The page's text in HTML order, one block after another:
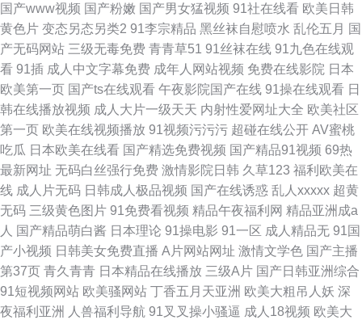
国产www视频 国产粉嫩 国产男女猛视频 91社在线看 欧美日韩
黄色片 变态另态另类2 91李宗精品 黑丝袜自慰喷水 乱伦五月 国
产无码网站 三级无毒免费 青青草51 91丝袜在线 91九色在线观
看 91插 成人中文字幕免费 成年人网站视频 免费在线影院 日本
欧美第一页 国产ts在线观看 午夜影院国产在线 91操在线观看 日
韩在线播放视频 成人大片一级天天 内射性爱网址大全 欧美社区
第一页 欧美在线视频播放 91视频污污污 超碰在线公开 AV蜜桃
吃瓜 日本欧美在线看 国产精选免费视频 国产精品91视频 69热
最新网址 无码白丝强行免费 激情影院日韩 久草123 福利欧美在
线 成人片无码 日韩成人极品视频 国产在线诱惑 乱人xxxxx 超黄
无码 三级黄色图片 91免费看视频 精品午夜福利网 精品亚洲成a
人 国产精品萌白酱 日本理论 91操电影 91一区 成人精品无 91国
产小视频 日韩美女免费直播 A片网站网址 激情文学色 国产主播
第37页 青久青青 日本精品在线播放 三级A片 国产日韩亚洲综合
91短视频网站 欧美骚网站 丁香五月天亚洲 欧美大粗吊人妖 深
夜福利亚洲
人兽福利导航 91叉叉操小骚逼 成人18视频 欧美大